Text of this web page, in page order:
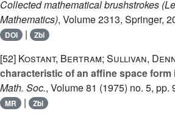
Collected mathematical brushstrokes
Mathematics), Volume 2313, Springer,
DOI | Zbl
[52] Kostant, Bertram; Sullivan,
characteristic of an affine space form
Math. Soc., Volume 81 (1975) no. 5, pp.
MR | Zbl